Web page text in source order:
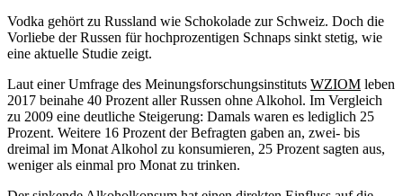
Vodka gehört zu Russland wie Schokolade zur Schweiz. Doch die
Vorliebe der Russen für hochprozentigen Schnaps sinkt stetig, wie
eine aktuelle Studie zeigt.
Laut einer Umfrage des Meinungsforschungsinstituts WZIOM leben
2017 beinahe 40 Prozent aller Russen ohne Alkohol. Im Vergleich
zu 2009 eine deutliche Steigerung: Damals waren es lediglich 25
Prozent. Weitere 16 Prozent der Befragten gaben an, zwei- bis
dreimal im Monat Alkohol zu konsumieren, 25 Prozent sagten aus,
weniger als einmal pro Monat zu trinken.